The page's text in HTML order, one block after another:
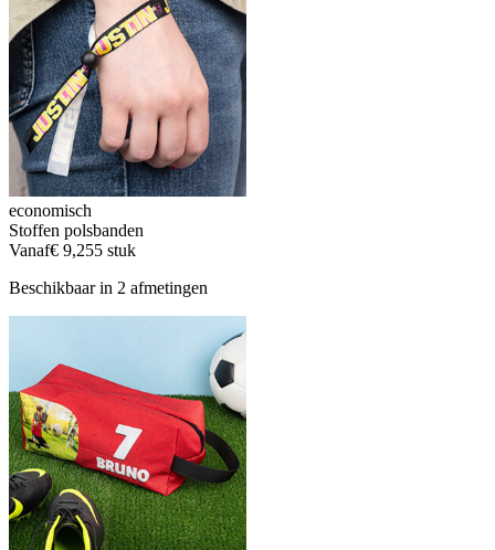
economisch
Stoffen polsbanden
Vanaf€ 9,255 stuk
Beschikbaar in 2 afmetingen